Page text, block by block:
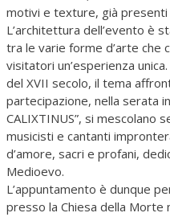
motivi e texture, già
L’architettura dell’evento è
tra le varie forme d’arte che
visitatori un’esperienza
del XVII secolo, il tema
partecipazione, nella serata
CALIXTINUS”, si mescolano
musicisti e cantanti
d’amore, sacri e profani,
Medioevo.
L’appuntamento è dunque
presso la Chiesa della Morte